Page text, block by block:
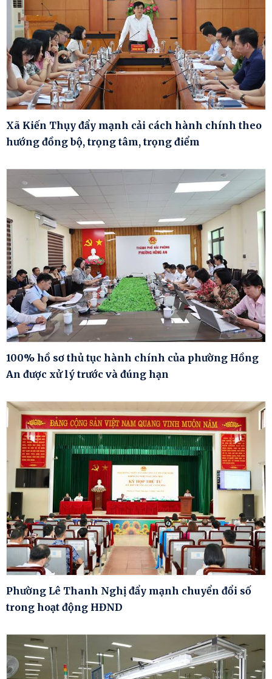
Xã Kiến Thụy đẩy mạnh cải cách hành chính theo
hướng đồng bộ, trọng tâm, trọng điểm
100% hồ sơ thủ tục hành chính của phường Hồng
An được xử lý trước và đúng hạn
Phường Lê Thanh Nghị đẩy mạnh chuyển đổi số
trong hoạt động HĐND